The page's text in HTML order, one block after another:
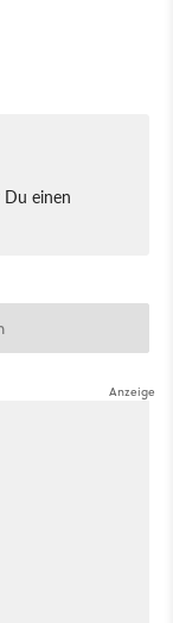
Du einen